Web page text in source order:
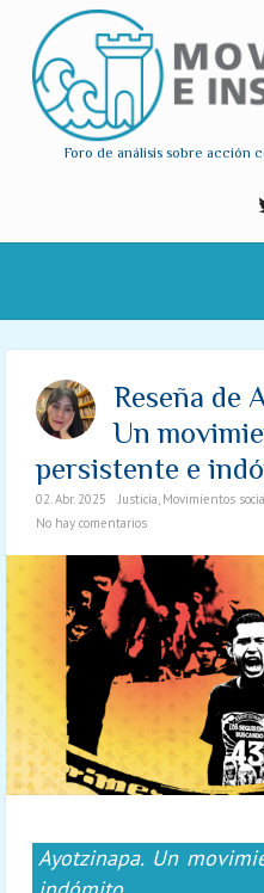
Foro de análisis sobre acción
Reseña de
Un
persistente e
02. Abr. 2025 Justicia, Movimientos
No hay comentarios
Ayotzinapa. Un